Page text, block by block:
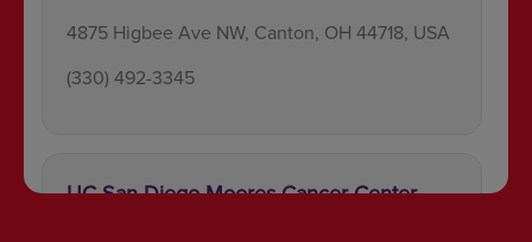
4875 Higbee Ave NW, Canton, OH 44718, USA
(330) 492-3345
UC San Diego Moores Cancer Center